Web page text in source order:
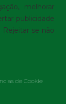
melhorar
publicidade
se não
de Cookie